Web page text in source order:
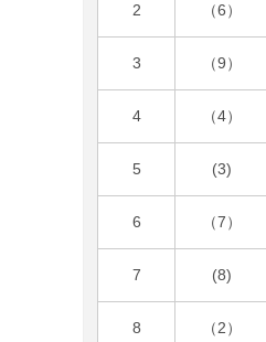
2 （6）
3 （9）
4 （4）
5 (3)
6 （7）
7 (8)
8 （2）